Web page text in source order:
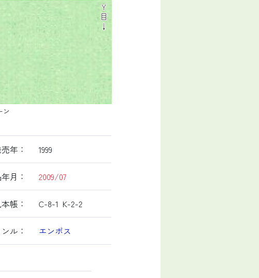
ン
Y
目
↓
年： 1999
月： 2009/07
帳： C-8-1 K-2-2
ル： エンボス